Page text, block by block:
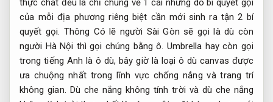
thực chất đều là chỉ chung về 1 cái nhưng do bí quyết gọi
của mỗi địa phương riêng biệt cần mới sinh ra tận 2 bí
quyết gọi. Thông Có lẽ người Sài Gòn sẽ gọi là dù còn
người Hà Nội thì gọi chúng bằng ô. Umbrella hay còn gọi
trong tiếng Anh là ô dù, bây giờ là loại ô dù canvas được
ưa chuộng nhất trong lĩnh vực chống nắng và trang trí
không gian. Dù che nắng không tính trời và dù che nắng